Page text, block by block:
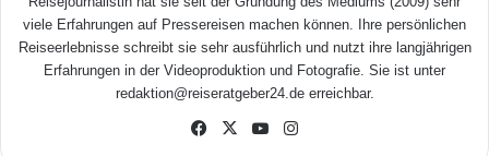
viele Erfahrungen auf Pressereisen machen können. Ihre persönlichen
Reiseerlebnisse schreibt sie sehr ausführlich und nutzt ihre langjährigen
Erfahrungen in der Videoproduktion und Fotografie. Sie ist unter
redaktion@reiseratgeber24.de erreichbar.
Fa
X
Yo